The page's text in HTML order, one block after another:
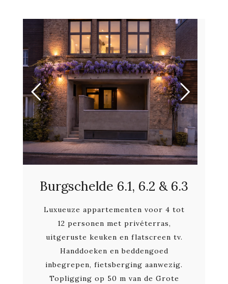
Burgschelde 6.1, 6.2 & 6.3
Luxueuze appartementen voor 4 tot
12 personen met privéterras,
uitgeruste keuken en flatscreen tv.
Handdoeken en beddengoed
inbegrepen, fietsberging aanwezig.
Topligging op 50 m van de Grote